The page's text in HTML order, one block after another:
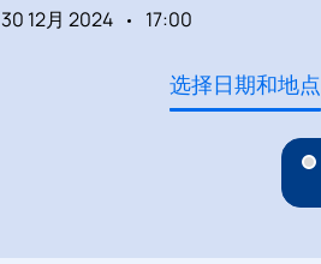
30 12月 2024
17:00
选择日期和地点